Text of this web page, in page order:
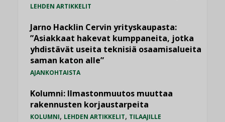
LEHDEN ARTIKKELIT
Jarno Hacklin Cervin yrityskaupasta:
”Asiakkaat hakevat kumppaneita, jotka
yhdistävät useita teknisiä osaamisalueita
saman katon alle”
AJANKOHTAISTA
Kolumni: Ilmastonmuutos muuttaa
rakennusten korjaustarpeita
KOLUMNI, LEHDEN ARTIKKELIT, TILAAJILLE